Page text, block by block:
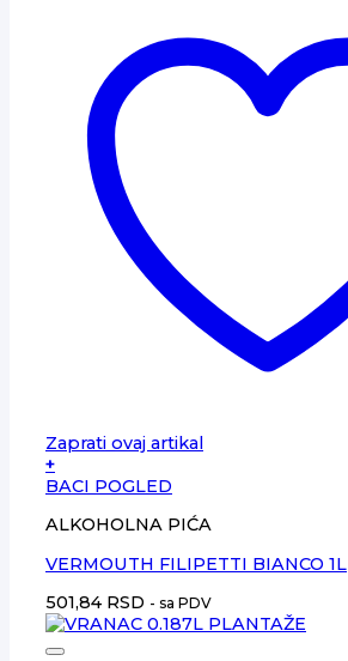
Zaprati ovaj artikal
+
BACI POGLED
ALKOHOLNA PIĆA
VERMOUTH FILIPETTI BIANCO 1L
501,84 RSD - sa PDV